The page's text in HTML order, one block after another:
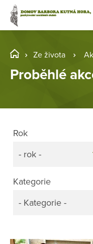
Ze života
Proběhlé
Kategorie
- Kategorie -
Rok
- rok -